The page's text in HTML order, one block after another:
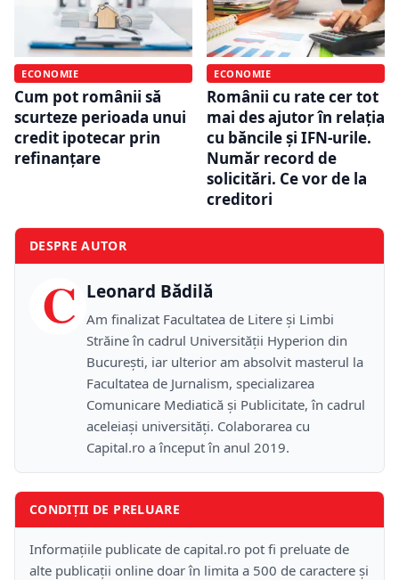
ECONOMIE
Cum pot românii să
scurteze perioada unui
credit ipotecar prin
refinanțare
ECONOMIE
Românii cu rate cer tot
mai des ajutor în relația
cu băncile și IFN-urile.
Număr record de
solicitări. Ce vor de la
creditori
DESPRE AUTOR
C Leonard Bădilă
Am finalizat Facultatea de Litere și Limbi
Străine în cadrul Universității Hyperion din
București, iar ulterior am absolvit masterul la
Facultatea de Jurnalism, specializarea
Comunicare Mediatică și Publicitate, în cadrul
aceleiași universități. Colaborarea cu
Capital.ro a început în anul 2019.
CONDIȚII DE PRELUARE
Informațiile publicate de capital.ro pot fi preluate de
alte publicații online doar în limita a 500 de caractere și